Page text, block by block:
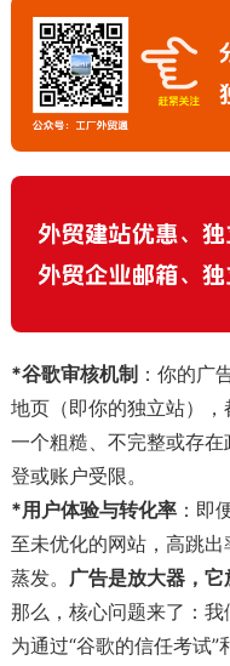
*谷歌审核机制：你的广
地页（即你的独立站），
一个粗糙、不完整或存
登或账户受限。
*用户体验与转化率：即
至未优化的网站，高跳
蒸发。
广告是放大器，
那么，核心问题来了：我
为通过“谷歌的信任考试”